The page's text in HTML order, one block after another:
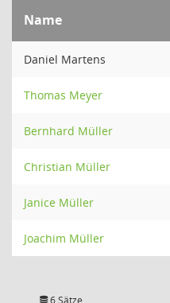
Name
Daniel Martens
Thomas Meyer
Bernhard Müller
Christian Müller
Janice Müller
Joachim Müller
6 Sätze